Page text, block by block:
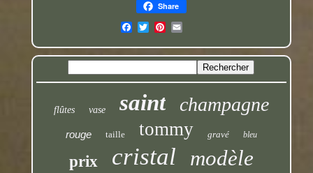
Share
flûtes vase saint champagne
rouge taille tommy gravé bleu
prix cristal modèle